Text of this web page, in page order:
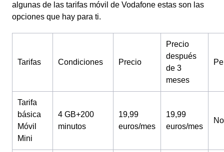
algunas de las tarifas móvil de Vodafone estas son las
opciones que hay para ti.
Tarifas Condiciones Precio
Precio
después
de 3
meses
Tarifa
básica
Móvil
Mini
4 GB+200
minutos
19,99
euros/mes
19,99
euros/mes
No